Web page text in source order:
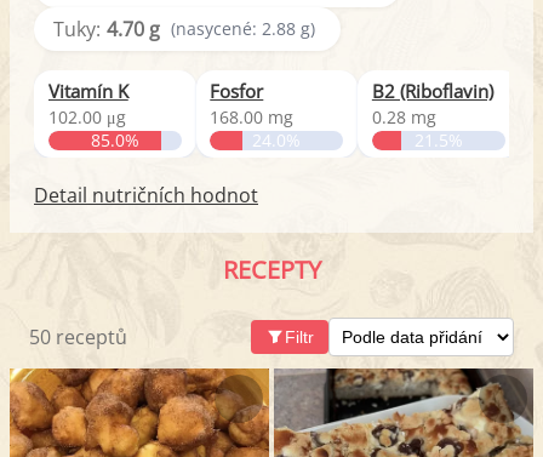
Tuky: 4.70 g (nasycené: 2.88 g)
Vitamín K
102.00 μg
85.0%
Fosfor
168.00 mg
24.0%
B2 (Riboflavin)
0.28 mg
21.5%
Detail nutričních hodnot
RECEPTY
50 receptů Filtr